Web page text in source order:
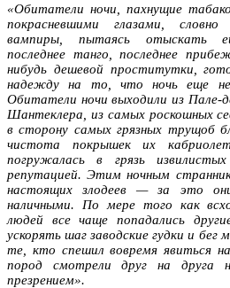
«Обитатели ночи, пахнущие
покрасневшими глазами, словно
вампиры, пытаясь отыскать
последнее танго, последнее
нибудь дешевой проститутки,
надежду на то, что ночь еще не
Обитатели ночи выходили из Пале-
Шантеклера, из самых роскошных
в сторону самых грязных трущоб
чистота покрышек их
погружалась в грязь
репутацией. Этим ночным
настоящих злодеев — за это
наличными. По мере того как
людей все чаще попадались
ускорять шаг заводские гудки и бег
те, кто спешил вовремя явиться
пород смотрели друг на друга
презрением».